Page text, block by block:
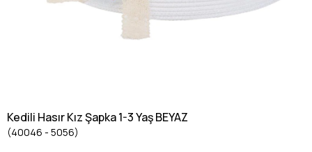
Kedili Hasır Kız Şapka 1-3 Yaş BEYAZ
(40046 - 5056)